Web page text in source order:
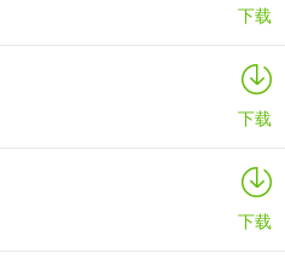
下载
下载
下载